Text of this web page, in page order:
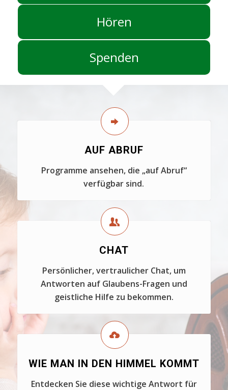
Hören
Spenden
AUF ABRUF
Programme ansehen, die „auf Abruf“
verfügbar sind.
CHAT
Persönlicher, vertraulicher Chat, um
Antworten auf Glaubens-Fragen und
geistliche Hilfe zu bekommen.
WIE MAN IN DEN HIMMEL KOMMT
Entdecken Sie diese wichtige Antwort für